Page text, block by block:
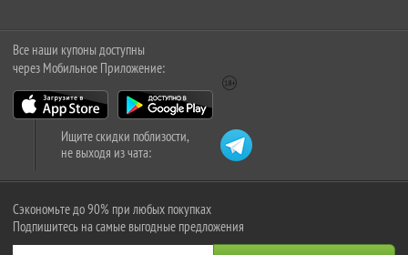
Все наши купоны доступны
через Мобильное Приложение:
Ищите скидки поблизости,
не выходя из чата:
Сэкономьте до 90% при любых покупках
Подпишитесь на самые выгодные предложения